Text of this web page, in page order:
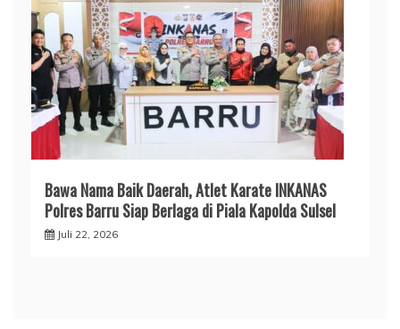
​Bawa Nama Baik Daerah, Atlet Karate INKANAS
Polres Barru Siap Berlaga di Piala Kapolda Sulsel
Juli 22, 2026